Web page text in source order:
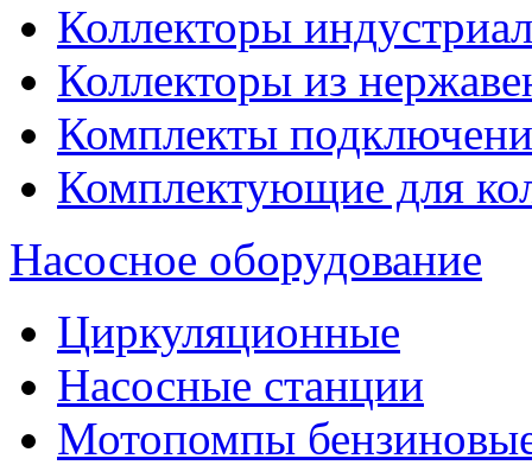
Коллекторы
Коллекторы из
Комплекты
Комплектующие для
Насосное оборудование
Циркуляционные
Насосные станции
Мотопомпы